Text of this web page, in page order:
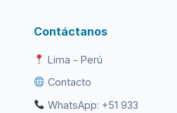
Contáctanos
Lima - Perú
Contacto
WhatsApp: +51 933